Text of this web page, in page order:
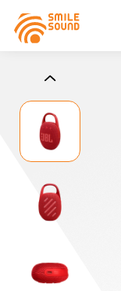
請選擇商品分類
請選擇分類